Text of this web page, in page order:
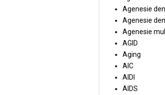
Agenesie
Agenesie
Agenesie
AGID
Aging
AIC
AIDI
AIDS